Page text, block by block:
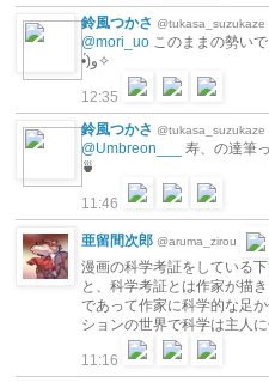
鈴風つかさ @tukasa_suzukaze
@mori_uo このままの勢い
•́)و✧
12:35
鈴風つかさ @tukasa_suzukaze
@Umbreon___
寿、の達筆
🍵
11:46
亜留間次郎 @aruma_zirou
漫画の科学考証をしている
と、科学考証とは作家が描
であって作家に科学的な足
ションの世界で科学は主人
11:16